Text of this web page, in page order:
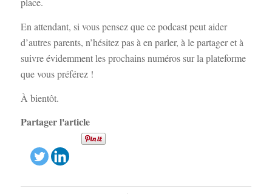
En attendant, si vous pensez que ce podcast peut aider
d’autres parents, n’hésitez pas à en parler, à le partager et à
suivre évidemment les prochains numéros sur la plateforme
que vous préférez !
À bientôt.
Partager l'article